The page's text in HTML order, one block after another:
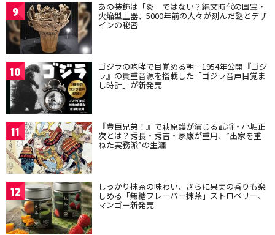
9 あの装飾は「炎」ではない？縄文時代の国宝・
火焔型土器、5000年前の人々が刻んだ謎とデザ
インの秘密
10 ゴジラの咆哮で目覚める朝…1954年公開『ゴジ
ラ』の貴重音源を搭載した「ゴジラ音声目覚ま
し時計」が新発売
11 『豊臣兄弟！』で萩原護が演じる武将・小堀正
次とは？秀長・秀吉・家康が重用、“出家を重
ねた実務派”の生涯
12 しっかり抹茶の味わい、さらに果実の香りも楽
しめる「無糖フレーバー抹茶」ストロベリー、
マンゴー新発売